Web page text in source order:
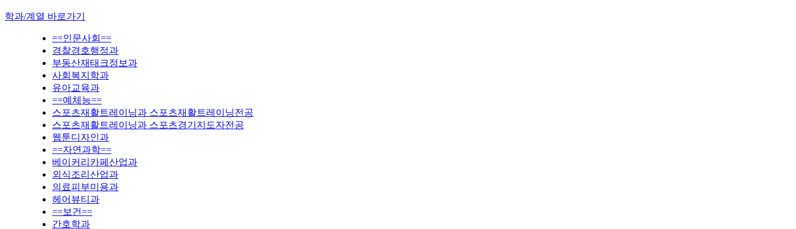
학과/계열 바로가기
==인문사회==
경찰경호행정과
부동산재태크정보과
사회복지학과
유아교육과
==예체능==
스포츠재활트레이닝과 스포츠재활트레이닝전공
스포츠재활트레이닝과 스포츠경기지도자전공
웹툰디자인과
==자연과학==
베이커리카페산업과
외식조리산업과
의료피부미용과
헤어뷰티과
==보건==
간호학과